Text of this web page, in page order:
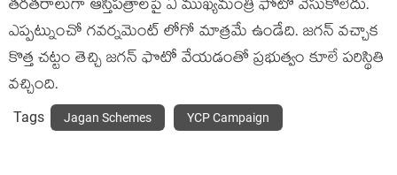
తరతరాలుగా ఆస్తిపత్రాలపై ఏ ముఖ్యమంత్రి ఫోటో వేసుకోలేదు.
ఎప్పట్నుంచో గవర్నమెంట్ లోగో మాత్రమే ఉండేది. జగన్ వచ్చాక
కొత్త చట్టం తెచ్చి జగన్ ఫొటో వేయడంతో ప్రభుత్వం కూలే పరిస్థితి
వచ్చింది.
Tags Jagan Schemes YCP Campaign